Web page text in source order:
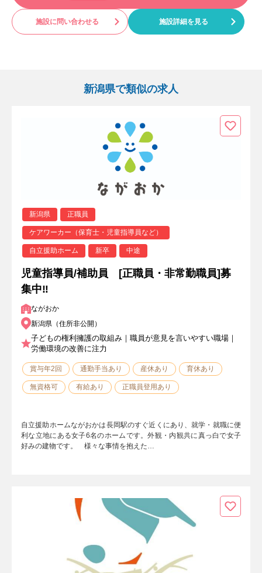
施設に問い合わせる 施設詳細を見る
新潟県で類似の求人
新潟県 正職員
ケアワーカー（保育士・児童指導員など）
自立援助ホーム 新卒 中途
児童指導員/補助員 [正職員・非常勤職員]募
集中‼
ながおか
新潟県（住所非公開）
子どもの権利擁護の取組み｜職員が意見を言いやすい職場｜
労働環境の改善に注力
賞与年2回 通勤手当あり 産休あり 育休あり
無資格可 有給あり 正職員登用あり
自立援助ホームながおかは長岡駅のすぐ近くにあり、就学・就職に便
利な立地にある女子6名のホームです。外観・内観共に真っ白で女子
好みの建物です。 様々な事情を抱えた…